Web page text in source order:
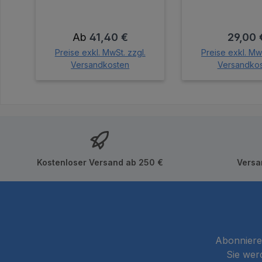
Regulärer Preis:
Ab 41,40 €
Preise exkl. MwSt. zzgl.
Versandkosten
29,00
Preise exkl.
Kostenloser Versand ab 250 €
Sie